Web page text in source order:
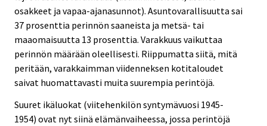
osakkeet ja vapaa-ajanasunnot). Asuntovarallisuutta sai
37 prosenttia perinnön saaneista ja metsä- tai
maaomaisuutta 13 prosenttia. Varakkuus vaikuttaa
perinnön määrään oleellisesti. Riippumatta siitä, mitä
peritään, varakkaimman viidenneksen kotitaloudet
saivat huomattavasti muita suurempia perintöjä.
Suuret ikäluokat (viitehenkilön syntymävuosi 1945-
1954) ovat nyt siinä elämänvaiheessa, jossa perintöjä